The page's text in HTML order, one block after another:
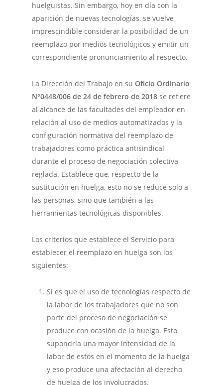
huelguistas. Sin embargo, hoy en día con la
aparición de nuevas tecnologías, se vuelve
imprescindible considerar la posibilidad de un
reemplazo por medios tecnológicos y emitir un
correspondiente pronunciamiento al respecto.
La Dirección del Trabajo en su Oficio Ordinario
N°0448/006 de 24 de febrero de 2018 se refiere
al alcance de las facultades del empleador en
relación al uso de medios automatizados y la
configuración normativa del reemplazo de
trabajadores como práctica antisindical
durante el proceso de negociación colectiva
reglada. Establece que, respecto de la
sustitución en huelga, esto no se reduce solo a
las personas, sino que también a las
herramientas tecnológicas disponibles.
Los criterios que establece el Servicio para
establecer el reemplazo en huelga son los
siguientes:
Si es que el uso de tecnologías respecto de
la labor de los trabajadores que no son
parte del proceso de negociación se
produce con ocasión de la huelga. Esto
supondría una mayor intensidad de la
labor de estos en el momento de la huelga
y eso produce una afectación al derecho
de huelga de los involucrados.